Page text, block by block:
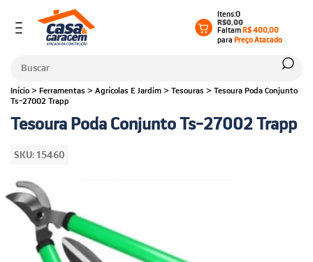
0
R$0,00
FaltamR$ 400,00
paraPreço Atacado
Início > Ferramentas > Agrícolas E Jardim > Tesouras > Tesoura Poda Conjunto
Ts-27002 Trapp
Tesoura Poda Conjunto Ts-27002 Trapp
SKU: 15460